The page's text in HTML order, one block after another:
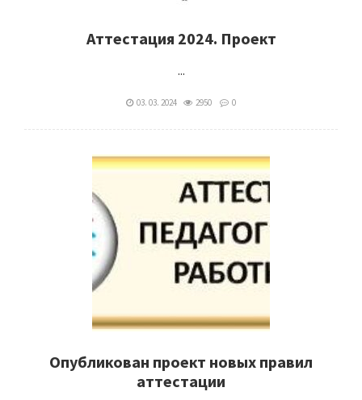
Аттестация 2024. Проект
...
03. 03. 2024 2950 0
Опубликован проект новых правил
аттестации